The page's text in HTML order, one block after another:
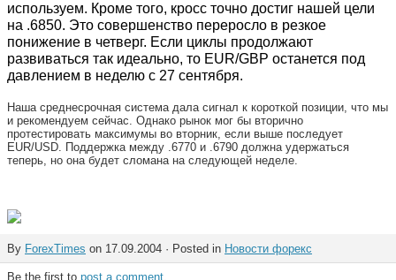
используем. Кроме того, кросс точно достиг нашей цели
на .6850. Это совершенство переросло в резкое
понижение в четверг. Если циклы продолжают
развиваться так идеально, то EUR/GBP останется под
давлением в неделю с 27 сентября.
Наша среднесрочная система дала сигнал к короткой позиции, что мы
и рекомендуем сейчас. Однако рынок мог бы вторично
протестировать максимумы во вторник, если выше последует
EUR/USD. Поддержка между .6770 и .6790 должна удержаться
теперь, но она будет сломана на следующей неделе.
By ForexTimes on 17.09.2004 · Posted in Новости форекс
Be the first to post a comment.